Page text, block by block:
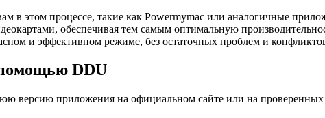
в этом процессе, такие как Powermymac или аналогичные
обеспечивая тем самым оптимальную
и эффективном режиме, без остаточных проблем и
DDU
версию приложения на официальном сайте или на проверенных